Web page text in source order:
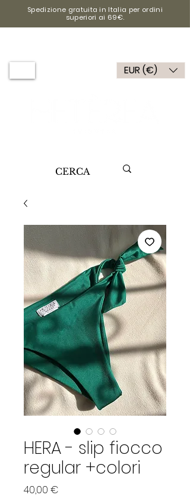
EUR (€)
Spedizione gratuita in Italia per ordini
superiori ai 69€.
HERA - slip fiocco
regular +colori
40,00 €